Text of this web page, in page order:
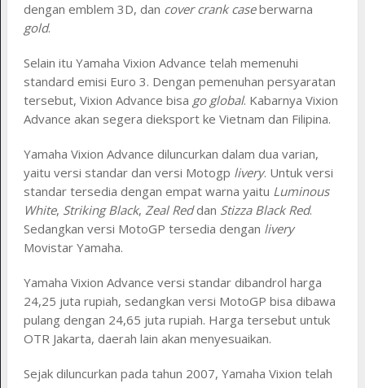
dengan emblem 3D, dan cover crank caseberwarna
gold.
Selain itu Yamaha Vixion Advance telah memenuhi
standard emisi Euro 3. Dengan pemenuhan persyaratan
tersebut, Vixion Advance bisa go global. Kabarnya Vixion
Advance akan segera dieksport ke Vietnam dan Filipina.
Yamaha Vixion Advance diluncurkan dalam dua varian,
yaitu versi standar dan versi Motogp livery. Untuk versi
standar tersedia dengan empat warna yaitu Luminous
White, Striking Black, Zeal Reddan Stizza Black Red.
Sedangkan versi MotoGP tersedia dengan livery
Movistar Yamaha.
Yamaha Vixion Advance versi standar dibandrol harga
24,25 juta rupiah, sedangkan versi MotoGP bisa dibawa
pulang dengan 24,65 juta rupiah. Harga tersebut untuk
OTR Jakarta, daerah lain akan menyesuaikan.
Sejak diluncurkan pada tahun 2007, Yamaha Vixion telah